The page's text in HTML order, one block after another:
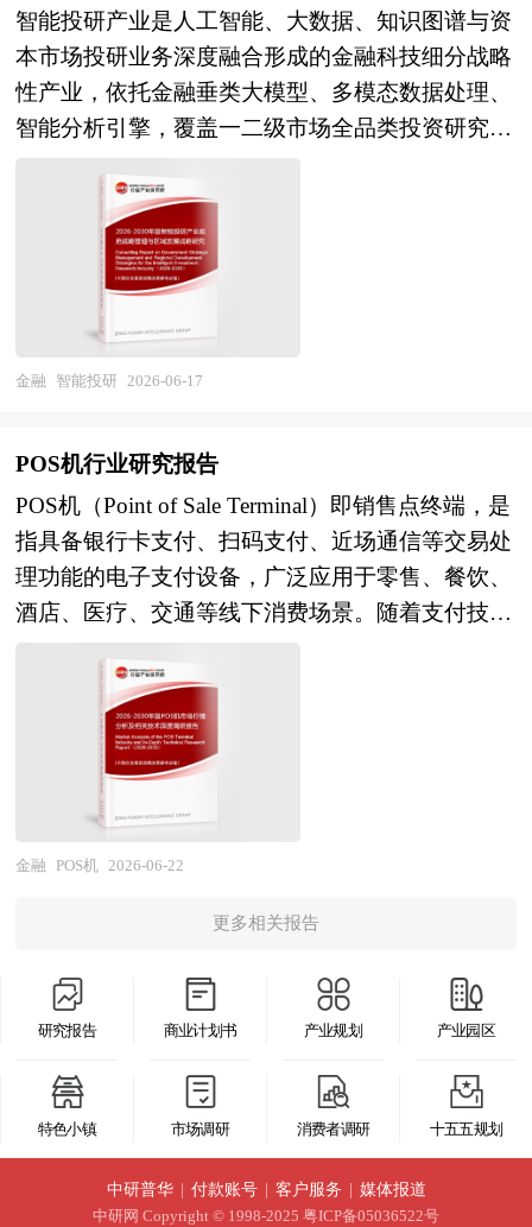
短线投机、无实体产业服务能力的粗放经营主体，
市场流动性与产业服务资源向综合型期货经营机
构、全产业链棉业龙头集中集聚。 本研究咨询报
告由中研普华咨询公司领衔撰写，在大量周密的市
部、国家发改委、国家经济信息中心、国务院发展
研究中心、国家海关总署、全国商业信息中心、中
国经济景气监测中心、中国行业研究网、全国及海
外相关报刊杂志的基础信息以及棉花期货行业研究
单位等公布和提供的大量资料。报告对我国棉花期
货行业的供需状况、发展现状、子行业发展变化等
议、行业竞争力，以及行业的投资分析和趋势预测
等等。报告还综合了棉花期货行业的整体发展动
态，对行业在产品方面提供了参考建议和具体解决
办法。报告对于棉花期货产品生产企业、经销商、
行业管理部门以及拟进入该行业的投资者具有重要
的参考价值，对于研究我国棉花期货行业发展规
律、提高企业的运营效率、促进企业的发展壮大有
学术和实践的双重意义。
务效率与客户触达能力。不过，行业发展也面临着
多重挑战，一方面，市场竞争日益激烈，产品同质
化问题依然突出，部分银行在高技术含量、高附加
值的中间业务领域布局较晚，难以形成差异化竞争
优势；另一方面，监管体系也在不断完善，对银行
中间业务的合规性、风险管控能力提出了更高要
求，银行需要在创新与合规之间寻求平衡，通过健
全内控制度、优化服务定价机制等方式，确保中间
业务的稳健可持续发展。 本研究咨询报告由中研
普华咨询公司领衔撰写，在大量周密的市场调研基
础上，主要依据了国家统计局、国家商务部、国家
心、国家海关总署、全国商业信息中心、中国经济
景气监测中心、中国行业研究网以及国内外多种相
关报刊杂志媒体提供的最新研究资料。本报告对国
内外银行中间业务行业的发展状况进行了深入透彻
地分析，对我国行业市场情况、技术现状、供需形
业发展趋势以及行业投资情况，报告还对银行中间
业务下游行业的发展进行了探讨，是银行中间业务
及相关企业、投资部门、研究机构准确了解目前中
国市场发展动态，把握银行中间业务行业发展方
向，为企业经营决策提供重要参考的依据。
智能投研产业是人工智能、大数据、知识图谱与资
本市场投研业务深度融合形成的金融科技细分战略
性产业，依托金融垂类大模型、多模态数据处理、
智能分析引擎，覆盖一二级市场全品类投资研究场
景，完整构建上游算力芯片、合规金融数据库、另
类数据供给、底层算法模型，中游智能投研终端、
量化分析系统、投研智能体、机构定制解决方案，
下游券商、公募私募、保险资管、产业投资、监管
机构、财富管理平台全链条产业生态。产业兼具提
升资本市场定价效率、赋能资管行业数字化转型、
完善金融风险监测、服务实体经济投融资多重战略
技合规创新的核心赛道。产业兼具强金融监管属
资源集聚特征，发展全程依托国家顶层金融科技治
理、地方金融科创园区空间规划、跨区域数据与算
力协同治理，政府顶层战略统筹、公共算力与数据
合规平台搭建、科创金融要素配置、算法与数据全
链条风险管控，直接决定各地智能投研产业长期综
合竞争力，属于金融监管、数字科技、资本市场服
务深度耦合的特色金融科技产业。 区域产业规划
是地方经济发展战略的核心内容，是各级政府部门
发展相关产业的“路线图”，对于区域发展规划来
说，就相当于一张蓝图对一个建筑物的重要性，有
了这张“蓝图”，区域才能在有规划有计划的基础上
进行更好的区域建设。特定区域内某个产业的快速
合理的发展规划，特别是一些战略性新兴产业更需
要地方政府制定切实可行的扶持和培育规划。通过
系，为招商工作确定方向和框架。我们针对各大城
市、区县镇等区域的产业发展规划，将围绕“产业
分析→产业定位→产业规划→产业实施”这条主线
来展开。各地由于资源禀赋不同，发展相关产业的
金融 智能投研 2026-06-17
POS机行业研究报告
POS机（Point of Sale Terminal）即销售点终端，是
指具备银行卡支付、扫码支付、近场通信等交易处
理功能的电子支付设备，广泛应用于零售、餐饮、
酒店、医疗、交通等线下消费场景。随着支付技术
迭代与商业数字化升级，现代POS机已从单一的刷
卡收款工具演进为集支付受理、会员管理、库存管
理、营销分析、金融服务于一体的智能终端，成为
商户数字化经营的核心入口。 当前，我国POS机行
业正处于技术代际更迭与市场格局重塑的关键转型
期。经过多年发展，我国已成为全球最大的POS机
市场，终端保有量与交易处理规模均居世界前列，
了较为成熟的产业体系。与此同时，行业面临多重
消费者支付习惯，传统刷卡支付占比持续下降，商
户对聚合支付、数字人民币受理、跨境支付等新型
功能需求快速增长；在供给侧，智能POS渗透率稳
步提升，设备功能从交易处理向经营赋能延伸，
售向持续服务收入转型；在竞争格局方面，传统收
单机构、终端制造商、互联网支付平台、SaaS服务
金融 POS机 2026-06-22
更多相关报告
研究报告 商业计划书 产业规划 产业园区
特色小镇 市场调研 消费者调研 十五五规划
中研普华 付款账号 客户服务
媒体报道
中研网 Copyright © 1998-2025 粤ICP备05036522号